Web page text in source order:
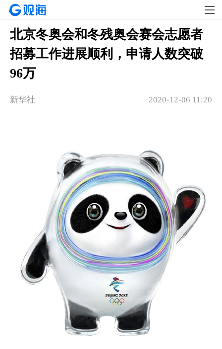
北京冬奥会和冬残奥会赛会志愿者
招募工作进展顺利，申请人数突破
96万
2020-12-06 11:20
新华社